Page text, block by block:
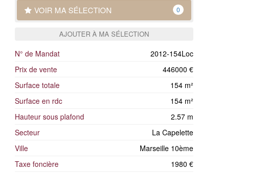
VOIR MA SÉLECTION 0
AJOUTER À MA SÉLECTION
N° de Mandat
2012-154Loc
Prix de vente
446000 €
Surface totale
154 m²
Surface en rdc
154 m²
Hauteur sous plafond
2.57 m
Secteur
La Capelette
Ville
Marseille 10ème
Taxe foncière
1980 €